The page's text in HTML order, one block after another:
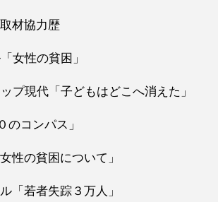
材協力歴
女性の貧困」
プ現代「子どもはどこへ消えた」
のコンパス」
性の貧困について」
「若者失踪３万人」